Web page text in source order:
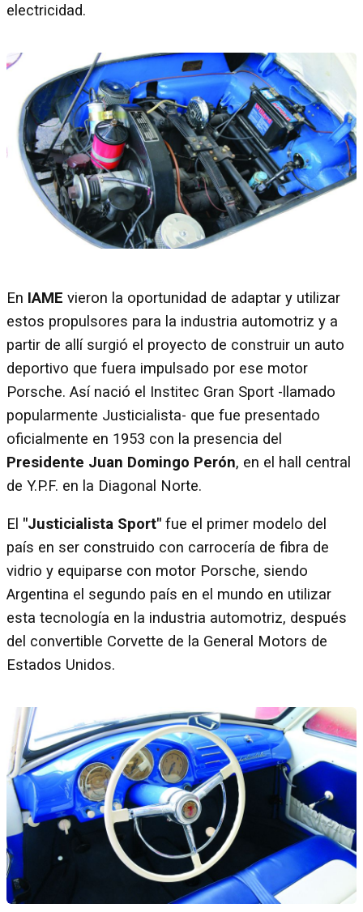
electricidad.
En IAME vieron la oportunidad de adaptar y utilizar
estos propulsores para la industria automotriz y a
partir de allí surgió el proyecto de construir un auto
deportivo que fuera impulsado por ese motor
Porsche. Así nació el Institec Gran Sport -llamado
popularmente Justicialista- que fue presentado
oficialmente en 1953 con la presencia del
Presidente Juan Domingo Perón, en el hall central
de Y.P.F. en la Diagonal Norte.
El "Justicialista Sport" fue el primer modelo del
país en ser construido con carrocería de fibra de
vidrio y equiparse con motor Porsche, siendo
Argentina el segundo país en el mundo en utilizar
esta tecnología en la industria automotriz, después
del convertible Corvette de la General Motors de
Estados Unidos.